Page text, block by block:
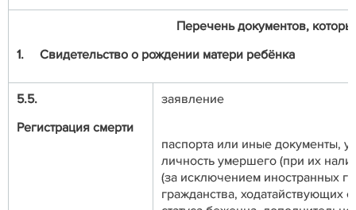
Перечень документов,
1. Свидетельство о рождении матери ребёнка
5.5.
Регистрация смерти
заявление
паспорта или иные документы,
личность умершего (при их
(за исключением иностранных
гражданства, ходатайствующих